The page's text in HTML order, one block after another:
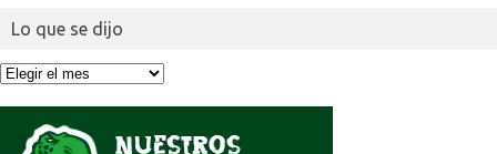
Lo que se dijo
Lo